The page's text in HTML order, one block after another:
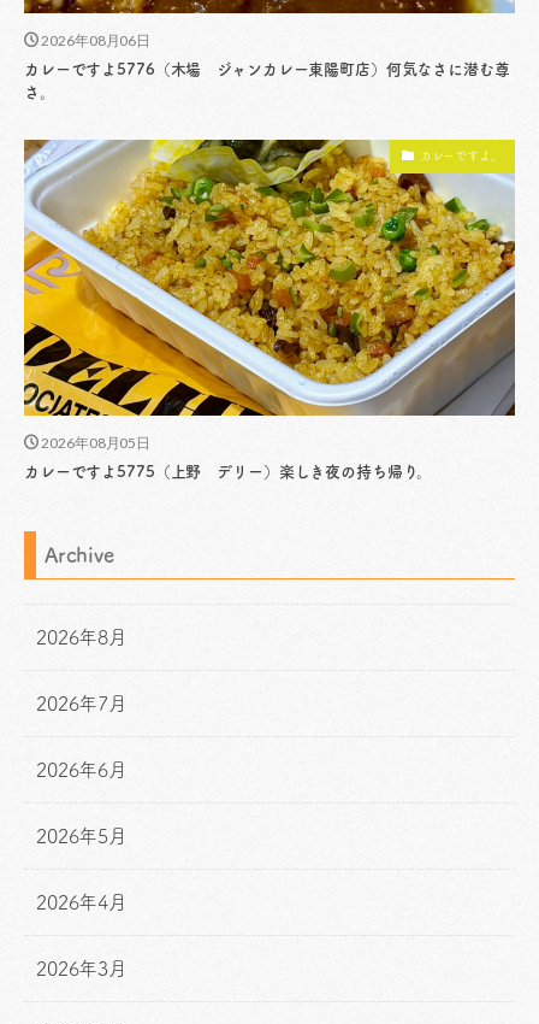
2026年08月06日
カレーですよ5776（木場 ジャンカレー東陽町店）何気なさに潜む尊
さ。
カレーですよ。
2026年08月05日
カレーですよ5775（上野 デリー）楽しき夜の持ち帰り。
Archive
2026年8月
2026年7月
2026年6月
2026年5月
2026年4月
2026年3月